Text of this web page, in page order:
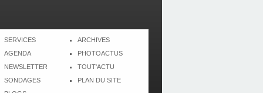
SERVICES
AGENDA
NEWSLETTER
SONDAGES
ARCHIVES
PHOTOACTUS
TOUT'ACTU
PLAN DU SITE